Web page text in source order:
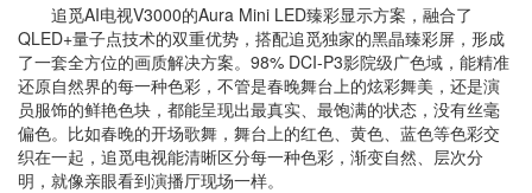
追觅AI电视V3000的Aura Mini LED臻彩显示方案，融合了
QLED+量子点技术的双重优势，搭配追觅独家的黑晶臻彩屏，形成
了一套全方位的画质解决方案。98% DCI-P3影院级广色域，能精准
还原自然界的每一种色彩，不管是春晚舞台上的炫彩舞美，还是演
员服饰的鲜艳色块，都能呈现出最真实、最饱满的状态，没有丝毫
偏色。比如春晚的开场歌舞，舞台上的红色、黄色、蓝色等色彩交
织在一起，追觅电视能清晰区分每一种色彩，渐变自然、层次分
明，就像亲眼看到演播厅现场一样。